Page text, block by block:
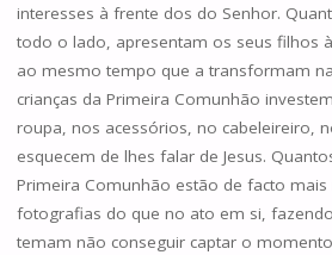
interesses à frente dos do Senhor.
todo o lado, apresentam os seus filhos
ao mesmo tempo que a transformam
crianças da Primeira Comunhão
roupa, nos acessórios, no cabeleireiro,
esquecem de lhes falar de Jesus.
Primeira Comunhão estão de facto mais
fotografias do que no ato em si,
temam não conseguir captar o